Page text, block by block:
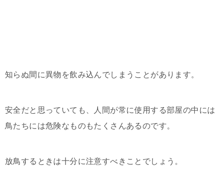
知らぬ間に異物を飲み込んでしまうことがあります。
安全だと思っていても、人間が常に使用する部屋の中には
鳥たちには危険なものもたくさんあるのです。
放鳥するときは十分に注意すべきことでしょう。